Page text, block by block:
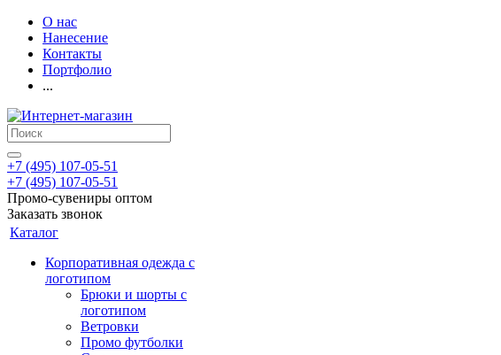
О нас
Нанесение
Контакты
Портфолио
...
+7 (495) 107-05-51
+7 (495) 107-05-51
Промо-сувениры оптом
Заказать звонок
Каталог
Корпоративная одежда с
логотипом
Брюки и шорты с
логотипом
Ветровки
Промо футболки